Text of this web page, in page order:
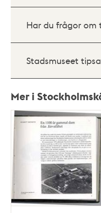
Har du frågor om
Stadsmuseet
Mer i
Relaterade
poster